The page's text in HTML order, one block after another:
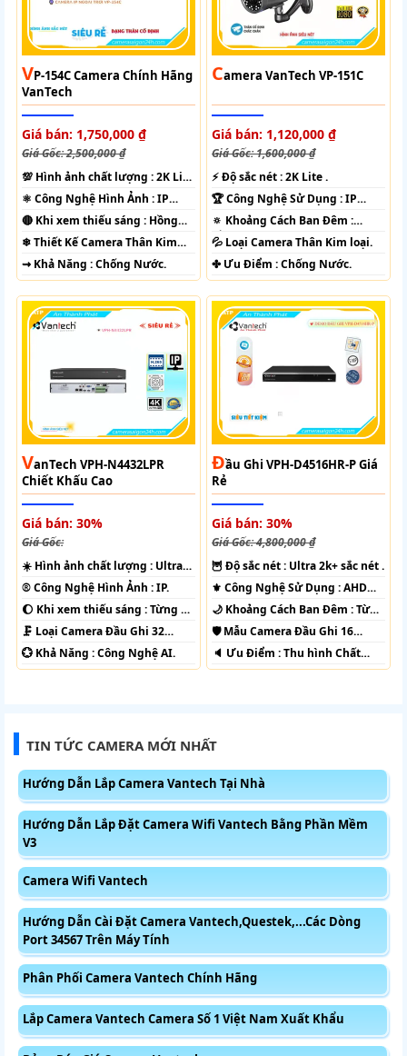
VP-154C Camera Chính Hãng
VanTech
Giá bán: 1,750,000 ₫
Giá Gốc: 2,500,000 ₫
💯 Hình ảnh chất lượng :2K Lite
.
⚛️ Công Nghệ Hình Ảnh :IP
POE.
🔴 Khi xem thiếu sáng : Hồng
Ngoại 60m Led Array.
❄ Thiết Kế CameraThân Kim
loại.
️⇝ Khả Năng :Chống Nước.
CAmera VanTech VP-151C
Giá bán: 1,120,000 ₫
Giá Gốc: 1,600,000 ₫
️⚡ Độ sắc nét :2K Lite .
🏆 Công Nghệ Sử Dụng :IP
POE.
🔅 Khoảng Cách Ban Đêm :
Hồng Ngoại 40m ONVIF.
💦 Loại CameraThân Kim loại.
️✤ Ưu Điểm :Chống Nước.
VAnTech VPH-N4432LPR
Chiết Khấu Cao
Giá bán: 30%
Giá Gốc:
☀️ Hình ảnh chất lượng : Ultra
4k 👍🏾 .
®️ Công Nghệ Hình Ảnh :IP.
🌔 Khi xem thiếu sáng :Từng Vị
Trí Camera .
🗜️ Loại CameraĐầu Ghi 32
kênh.
️💮 Khả Năng :Công Nghệ AI.
ĐẦu Ghi VPH-D4516HR-P Giá
Rẻ
Giá bán: 30%
Giá Gốc: 4,800,000 ₫
🦉 Độ sắc nét : Ultra 2k+ sắc nét .
⚜️ Công Nghệ Sử Dụng :AHD
CVI TVI BCS.
🌙 Khoảng Cách Ban Đêm :Từng
Vị Trí Camera .
🛡 Mẫu CameraĐầu Ghi 16
kênh.
️🔈 Ưu Điểm :Thu hình Chất
Lượng.
TIN TỨC CAMERA MỚI NHẤT
Hướng Dẫn Lắp Camera Vantech Tại Nhà
Hướng Dẫn Lắp Đặt Camera Wifi Vantech Bằng Phần Mềm
V3
Camera Wifi Vantech
Hướng Dẫn Cài Đặt Camera Vantech,Questek,...Các Dòng
Port 34567 Trên Máy Tính
Phân Phối Camera Vantech Chính Hãng
Lắp Camera Vantech Camera Số 1 Việt Nam Xuất Khẩu